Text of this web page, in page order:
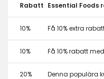
Rabatt Essential Foods
10% Få 10% extra
10% Få 10% rabatt
20% Denna populära